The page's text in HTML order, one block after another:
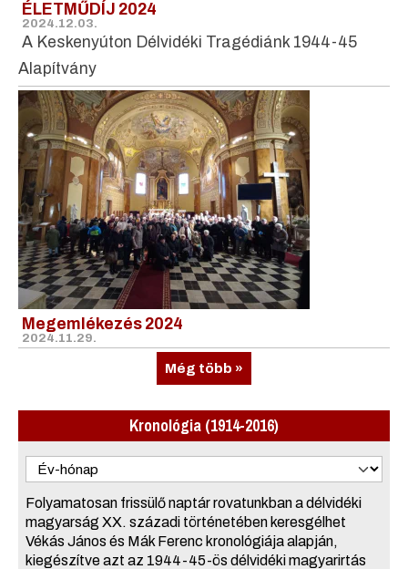
ÉLETMŰDÍJ 2024
2024.12.03.
A Keskenyúton Délvidéki Tragédiánk 1944-45
Alapítvány
Megemlékezés 2024
2024.11.29.
Még több »
Kronológia (1914-2016)
Folyamatosan frissülő naptár rovatunkban a délvidéki
magyarság XX. századi történetében keresgélhet
Vékás János és Mák Ferenc kronológiája alapján,
kiegészítve azt az 1944-45-ös délvidéki magyarirtás